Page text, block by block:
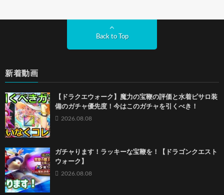
Back to Top
新着動画
【ドラクエウォーク】魔力の宝鞭の評価と水着ピサロ装
備のガチャ優先度！今はこのガチャを引くべき！
2026.08.08
ガチャります！ラッキーな宝鞭を！【ドラゴンクエスト
ウォーク】
2026.08.08